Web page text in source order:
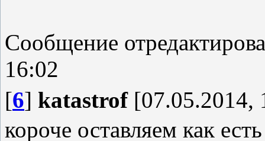
Сообщение
16:02
[6] katastrof[07.05.2014,
короче оставляем как